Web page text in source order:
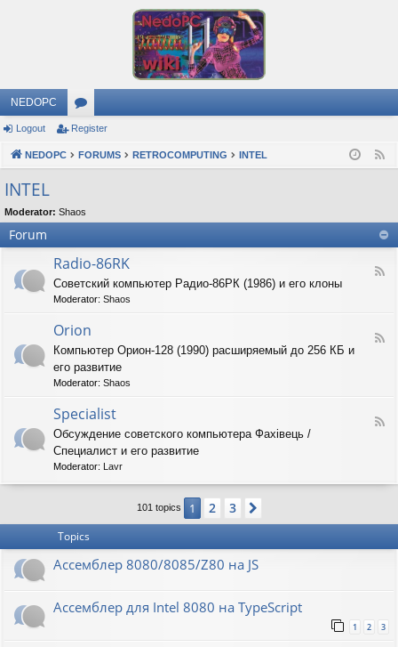
NEDOPC
or
u
s
Logout Register
NEDOPC FORUMS RETROCOMPUTING INTEL
INTEL
Moderator: Shaos
Forum
F
d
R
o
8
Radio-86RK
Советский компьютер Радио-86РК (1986) и его клоны
Moderator: Shaos
F
Orion
Компьютер Орион-128 (1990) расширяемый до 256 КБ и
его развитие
Moderator: Shaos
F
i
i
t
Specialist
Обсуждение советского компьютера Фахiвець /
Специалист и его развитие
Moderator: Lavr
101 topics 1 2 3
Topics
Ассемблер 8080/8085/Z80 на JS
Ассемблер для Intel 8080 на TypeScript
1 2 3